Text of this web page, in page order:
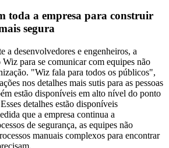
toda a empresa para construir
segura
a desenvolvedores e engenheiros, a
Wiz para se comunicar com equipes não
"Wiz fala para todos os públicos",
nos detalhes mais sutis para as pessoas
estão disponíveis em alto nível do ponto
detalhes estão disponíveis
que a empresa continua a
de segurança, as equipes não
manuais complexos para encontrar